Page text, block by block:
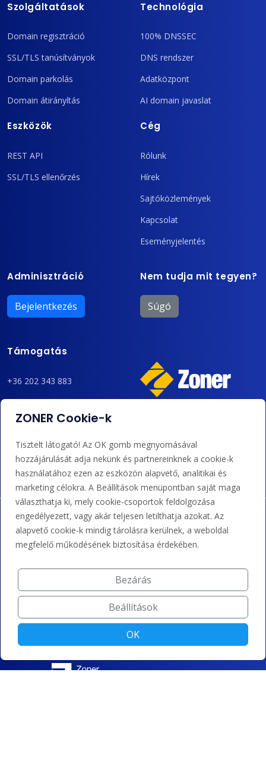
Szolgáltatások
Domain regisztráció
SSL/TLS tanúsítványok
Domain parkolás
Domain átirányítás
Technológia
100% DNSSEC
DNS rendszer
Adatközpont
AI domain javaslat
Eszközök
REST API
SSL/TLS ellenőrzés
Cég
Rólunk
Hírek
Sajtóközlemények
Kapcsolat
Eseményjelentés
Adminisztráció
Bejelentkezés
Nem tudja mit tegyen?
Súgó
Támogatás
+36 202 343 883
admin@zoner.hu
átutalást és kreditet.
ZONER Cookie-k
Tisztelt látogató! Az OK gomb megnyomásával
hozzájárulását adja nekünk és partnereinknek a cookie-k
használatához ezen az eszközön alapvető, analitikai és
marketing célokra. A Beállítások menüpontban saját maga
választhatja ki, mely cookie-csoportok feldolgozása
engedélyezett, vagy akár teljesen letilthatja azokat. Az
alapvető cookie-k mindig tárolásra kerülnek, a weboldal
megfelelő működésének biztosítása érdekében.
Bezárás
Beállítások
OK